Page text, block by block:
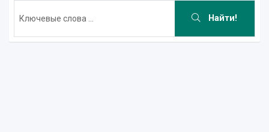
Найти!